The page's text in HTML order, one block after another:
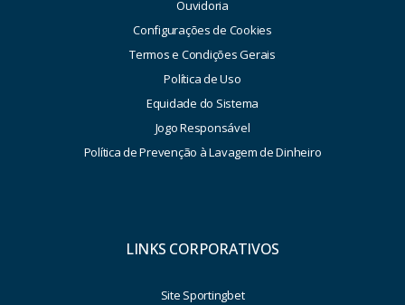
Ouvidoria
Configurações de Cookies
Termos e Condições Gerais
Política de Uso
Equidade do Sistema
Jogo Responsável
Política de Prevenção à Lavagem de Dinheiro
LINKS CORPORATIVOS
Site Sportingbet